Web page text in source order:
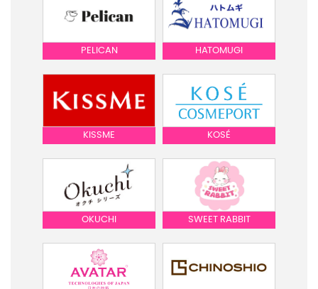
PELICAN HATOMUGI
KISSME KOSÉ
OKUCHI SWEET RABBIT